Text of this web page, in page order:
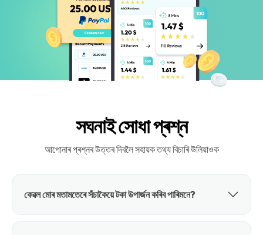
সঘনাই সোধা প্ৰশ্ন
আপোনাৰ প্ৰশ্নৰ উত্তৰ দিবলৈ সহায়ক তথ্য বিচাৰি উলিয়াওক
কেৱল মোৰ মতামতেৰে সঁচাকৈয়ে টকা উপাৰ্জন কৰিব পাৰিমনে?